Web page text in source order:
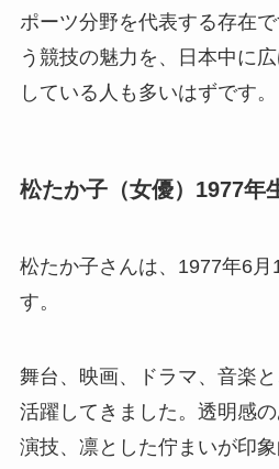
ポーツ分野を代表する存在
う競技の魅力を、日本中に
している人も多いはずです。
松たか子（女優）1977年
松たか子さんは、1977年6
す。
舞台、映画、ドラマ、音楽
活躍してきました。透明感
演技、凛とした佇まいが印